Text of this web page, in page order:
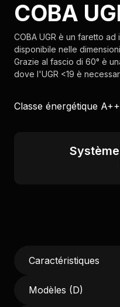
COBA
COBA UGR è un faretto
disponibile nelle
Grazie al fascio di 60° è
dove l'UGR <19 è
Classe énergétique
Caractéristiques
Modèles (D)